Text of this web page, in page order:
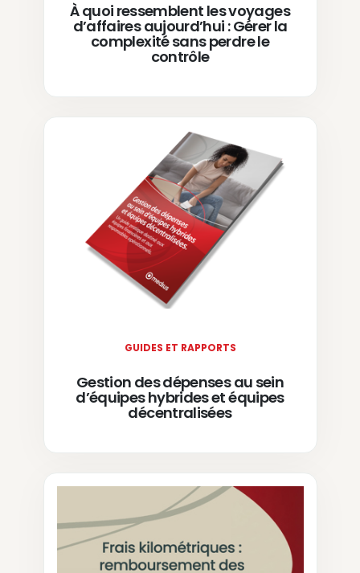
À quoi ressemblent les voyages
d’affaires aujourd’hui : Gérer la
complexité sans perdre le
contrôle
GUIDES ET RAPPORTS
Gestion des dépenses au sein
d’équipes hybrides et équipes
décentralisées